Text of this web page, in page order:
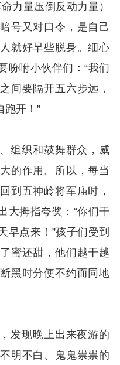
力量压倒反动力量）
号又对口令，是自己
就好早些脱身。细心
吩咐小伙伴们：“我们
间要隔开五六步远，
跑开！”
组织和鼓舞群众，威
的作用。所以，每当
到五神岭将军庙时，
大拇指夸奖：“你们干
早点来！”孩子们受到
蜜还甜，他们越干越
黑时分便不约而同地
发现晚上出来夜游的
明不白、鬼鬼祟祟的